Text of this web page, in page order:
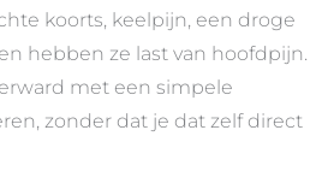
koorts, keelpijn, een droge
hebben ze last van hoofdpijn.
met een simpele
zonder dat je dat zelf direct